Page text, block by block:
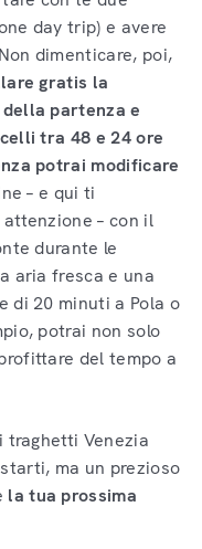
day trip) e avere
dimenticare, poi,
gratis la
partenza e
tra 48 e 24 ore
potrai modificare
– e qui ti
– con il
durante le
aria fresca e una
di 20 minuti a Pola o
potrai non solo
del tempo a
traghetti Venezia
ma un prezioso
la tua prossima